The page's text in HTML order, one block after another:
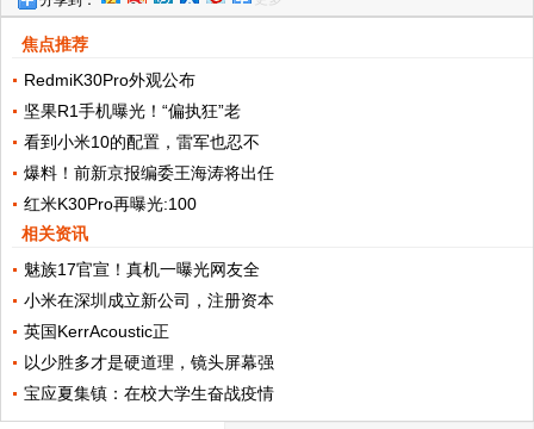
焦点推荐
RedmiK30Pro外观公布
坚果R1手机曝光！“偏执狂”老
看到小米10的配置，雷军也忍不
爆料！前新京报编委王海涛将出任
红米K30Pro再曝光:100
相关资讯
魅族17官宣！真机一曝光网友全
小米在深圳成立新公司，注册资本
英国KerrAcoustic正
以少胜多才是硬道理，镜头屏幕强
宝应夏集镇：在校大学生奋战疫情